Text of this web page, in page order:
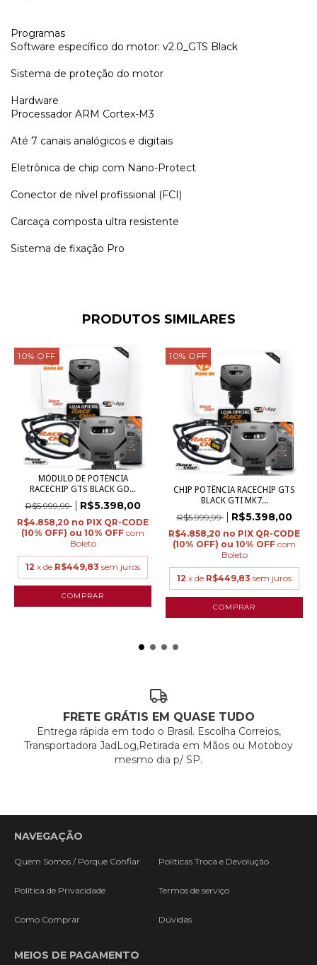
Programas
Software específico do motor: v2.0_GTS Black
Sistema de proteção do motor
Hardware
Processador ARM Cortex-M3
Até 7 canais analógicos e digitais
Eletrônica de chip com Nano-Protect
Conector de nível profissional (FCI)
Carcaça composta ultra resistente
Sistema de fixação Pro
PRODUTOS SIMILARES
10% OFF
MÓDULO DE POTÊNCIA
RACECHIP GTS BLACK GO...
R$5.999,99 R$5.398,00
R$4.858,20
com
Boleto
12 x de R$449,83 sem juros
10% OFF
CHIP POTÊNCIA RACECHIP GTS
BLACK GTI MK7...
R$5.999,99 R$5.398,00
R$4.858,20
com
Boleto
12 x de R$449,83 sem juros
FRETE GRÁTIS EM QUASE TUDO
Entrega rápida em todo o Brasil. Escolha Correios,
Transportadora JadLog,Retirada em Mãos ou Motoboy
mesmo dia p/ SP.
NAVEGAÇÃO
Quem Somos / Porque Confiar Politicas Troca e Devolução
Política de Privacidade Termos de serviço
Como Comprar Dúvidas
MEIOS DE PAGAMENTO